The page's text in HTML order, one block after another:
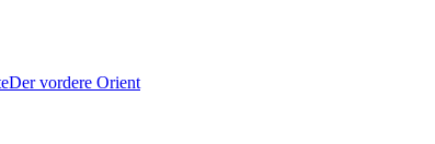
Der vordere Orient